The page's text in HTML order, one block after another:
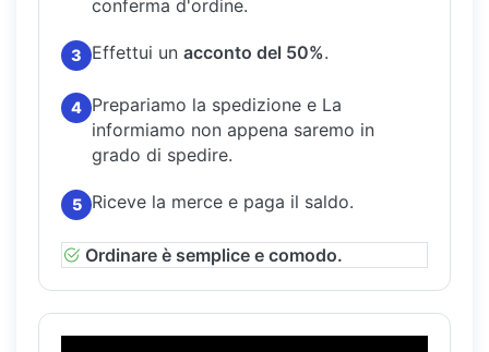
conferma d'ordine.
3 Effettui un acconto del 50%.
4 Prepariamo la spedizione e La
informiamo non appena saremo in
grado di spedire.
5 Riceve la merce e paga il saldo.
Ordinare è semplice e comodo.